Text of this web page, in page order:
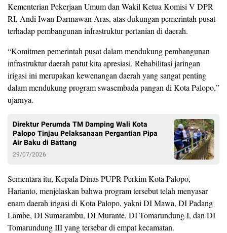
Kementerian Pekerjaan Umum dan Wakil Ketua Komisi V DPR
RI, Andi Iwan Darmawan Aras, atas dukungan pemerintah pusat
terhadap pembangunan infrastruktur pertanian di daerah.
“Komitmen pemerintah pusat dalam mendukung pembangunan
infrastruktur daerah patut kita apresiasi. Rehabilitasi jaringan
irigasi ini merupakan kewenangan daerah yang sangat penting
dalam mendukung program swasembada pangan di Kota Palopo,”
ujarnya.
Direktur Perumda TM Damping Wali Kota
Palopo Tinjau Pelaksanaan Pergantian Pipa
Air Baku di Battang
29/07/2026
Sementara itu, Kepala Dinas PUPR Perkim Kota Palopo,
Harianto, menjelaskan bahwa program tersebut telah menyasar
enam daerah irigasi di Kota Palopo, yakni DI Mawa, DI Padang
Lambe, DI Sumarambu, DI Murante, DI Tomarundung I, dan DI
Tomarundung III yang tersebar di empat kecamatan.